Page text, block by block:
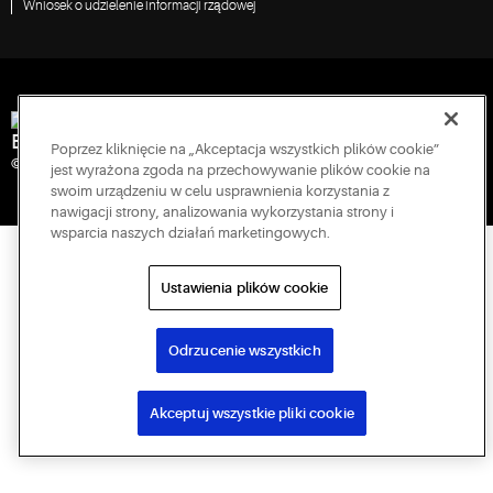
Wniosek o udzielenie informacji rządowej
Engineered for Sustainability
© 2026 Copeland LP. Wszelkie prawa zastrzeżone.
Poprzez kliknięcie na „Akceptacja wszystkich plików cookie”
jest wyrażona zgoda na przechowywanie plików cookie na
swoim urządzeniu w celu usprawnienia korzystania z
nawigacji strony, analizowania wykorzystania strony i
wsparcia naszych działań marketingowych.
Ustawienia plików cookie
Odrzucenie wszystkich
Akceptuj wszystkie pliki cookie